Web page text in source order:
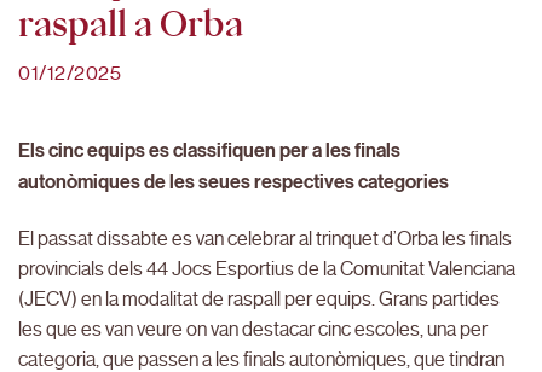
raspall a Orba
01/12/2025
Els cinc equips es classifiquen per a les finals
autonòmiques de les seues respectives categories
El passat dissabte es van celebrar al trinquet d’Orba les finals
provincials dels 44 Jocs Esportius de la Comunitat Valenciana
(JECV) en la modalitat de raspall per equips. Grans partides
les que es van veure on van destacar cinc escoles, una per
categoria, que passen a les finals autonòmiques, que tindran